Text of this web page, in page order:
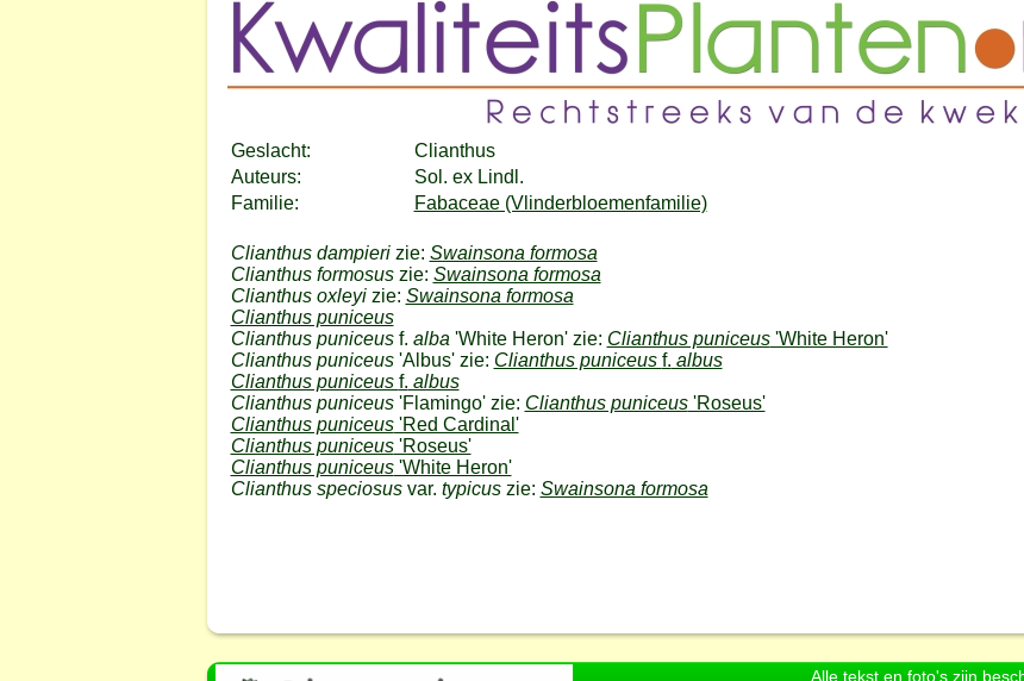
Geslacht:
Clianthus
Auteurs:
Sol. ex Lindl.
Familie:
Fabaceae (Vlinderbloemenfamilie)
Clianthus dampierizie: Swainsona formosa
Clianthus formosuszie: Swainsona formosa
Clianthus oxleyizie: Swainsona formosa
Clianthus puniceus
Clianthus puniceus f. alba 'White Heron' zie: Clianthus puniceus'White Heron'
Clianthus puniceus'Albus' zie: Clianthus puniceus f. albus
Clianthus puniceus f. albus
Clianthus puniceus'Flamingo' zie: Clianthus puniceus'Roseus'
Clianthus puniceus'Red Cardinal'
Clianthus puniceus'Roseus'
Clianthus puniceus'White Heron'
Clianthus speciosus var. typicuszie: Swainsona formosa
Alle tekst en foto's zijn